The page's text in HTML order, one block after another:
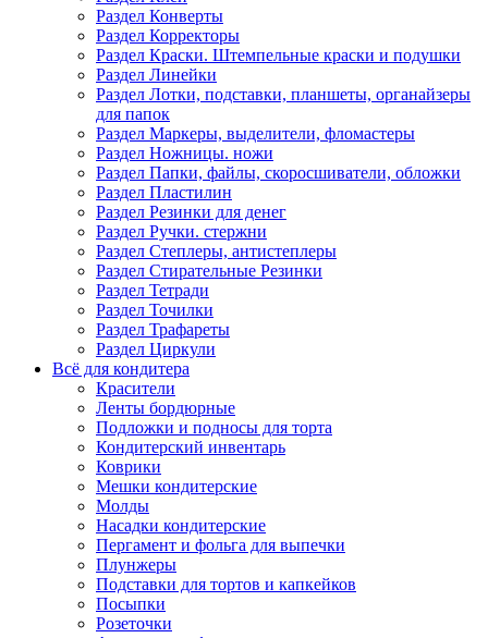
Раздел Конверты
Раздел Корректоры
Раздел Краски. Штемпельные краски и подушки
Раздел Линейки
Раздел Лотки, подставки, планшеты, органайзеры
для папок
Раздел Маркеры, выделители, фломастеры
Раздел Ножницы. ножи
Раздел Папки, файлы, скоросшиватели, обложки
Раздел Пластилин
Раздел Резинки для денег
Раздел Ручки. стержни
Раздел Степлеры, антистеплеры
Раздел Стирательные Резинки
Раздел Тетради
Раздел Точилки
Раздел Трафареты
Раздел Циркули
Всё для кондитера
Красители
Ленты бордюрные
Подложки и подносы для торта
Кондитерский инвентарь
Коврики
Мешки кондитерские
Молды
Насадки кондитерские
Пергамент и фольга для выпечки
Плунжеры
Подставки для тортов и капкейков
Посыпки
Розеточки